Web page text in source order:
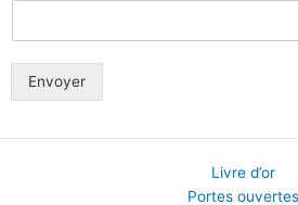
Envoyer
Livre d’or
Portes ouvertes